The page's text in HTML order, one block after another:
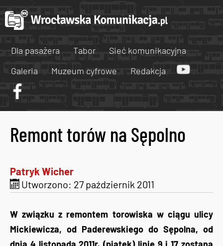
Dla pasażera Tabor
Sieć komunikacyjna
Galeria
Muzeum cyfrowe Redakcja
Remont torów na Sępolno
Patryk Wicher
Utworzono: 27 październik 2011
W związku z remontem torowiska w ciągu ulicy
Mickiewicza, od Paderewskiego do Sępolna, od